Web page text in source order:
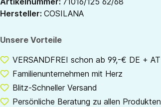
Hersteller: COSILANA
Unsere Vorteile
VERSANDFREI schon ab 99,-€ DE + AT
Familienunternehmen mit Herz
Blitz-Schneller Versand
Persönliche Beratung zu allen Produkten